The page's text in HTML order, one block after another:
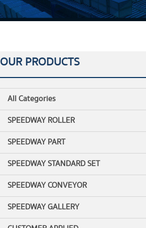
OUR PRODUCTS
All Categories
SPEEDWAY ROLLER
SPEEDWAY PART
SPEEDWAY STANDARD SET
SPEEDWAY CONVEYOR
SPEEDWAY GALLERY